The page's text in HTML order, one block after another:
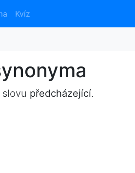
Kvíz
předcházející.